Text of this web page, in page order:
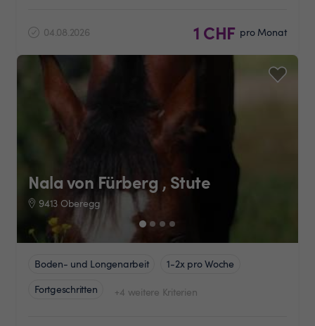
04.08.2026 1 CHF pro Monat
Nala von Fürberg , Stute
9413 Oberegg
Boden- und Longenarbeit
1-2x pro Woche
Fortgeschritten
+4 weitere Kriterien